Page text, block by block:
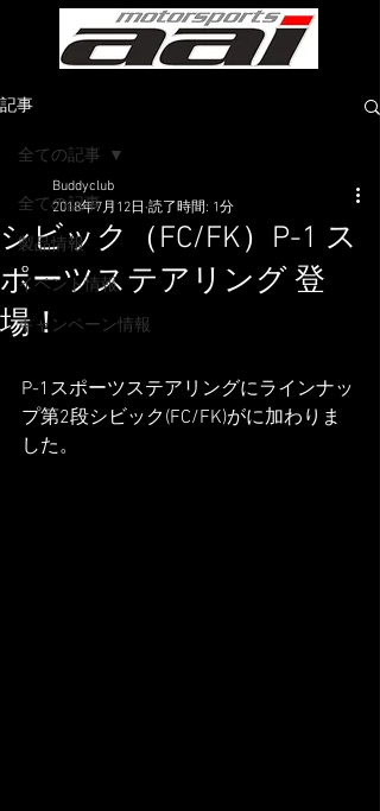
記事
全ての記事
製品情報
イベント情報
キャンペーン情報
全ての記事
シビック（FC/FK）P-1 ス
ポーツステアリング 登
場！
Buddyclub
2018年7月12日 読了時間: 1分
P-1スポーツステアリングにラインナッ
プ第2段シビック(FC/FK)がに加わりま
した。